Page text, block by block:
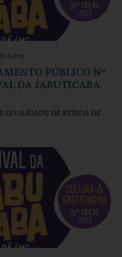
3 anos
PÚBLICO Nº
DA JABUTICABA
QUALIDADE DE BEBIDA DE